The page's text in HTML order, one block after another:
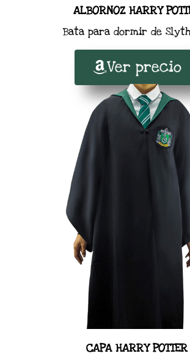
ALBORNOZ HARRY
Bata para dormir de
Ver precio
CAPA HARRY POTTER